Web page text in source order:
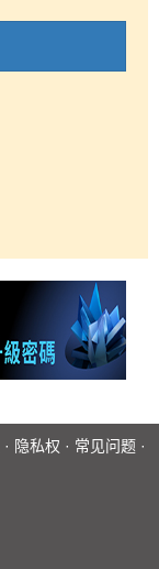
· 隐私权 · 常见问题 ·